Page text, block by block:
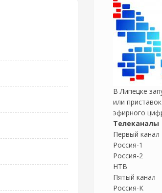
В Липецке
или
эфирного
Телеканалы
Первый канал
Россия-1
Россия-2
НТВ
Пятый канал
Россия-К